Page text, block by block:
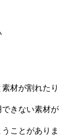
材が割れたり
できない素材が
ことがありま